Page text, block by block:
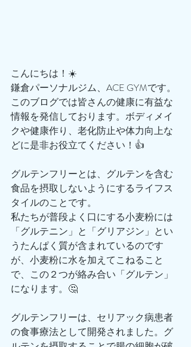
こんにちは！☀️
鎌倉パーソナルジム、ACE GYMです。
このブログでは皆さんの健康に有益な
情報を発信しております。ボディメイ
クや健康作り、老化防止や体力向上な
どに是非お役立てください！👍
グルテンフリーとは、グルテンを含む
食品を摂取しないようにするライフス
タイルのことです。
私たちが普段よく口にする小麦粉には
「グルテニン」と「グリアジン」とい
うたんぱく質が含まれているのです
が、小麦粉に水を加えてこねること
で、この２つが絡み合い「グルテン」
になります。🤔
グルテンフリーは、セリアック病患者
の食事療法として開発されました。グ